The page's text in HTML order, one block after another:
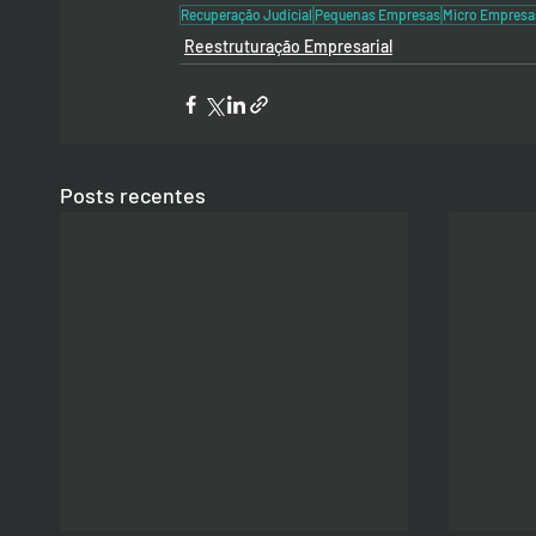
Recuperação Judicial Pequenas Empresas Micro
Reestruturação Empresarial
Posts recentes